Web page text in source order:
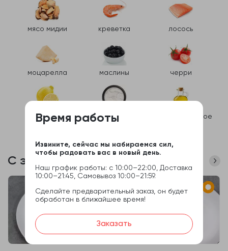
мясо мидии креветка лосось
моцарелла маслины черри
лимон сливочный соус масло чесночное
С этим часто покупают
Время работы
Извините, сейчас мы набираемся сил,
чтобы радовать вас в новый день.
Наш график работы: с 10:00–22:00, Доставка
10:00–21:45, Самовывоз 10:00–21:59.
Сделайте предварительный заказ, он будет
обработан в ближайшее время!
Заказать